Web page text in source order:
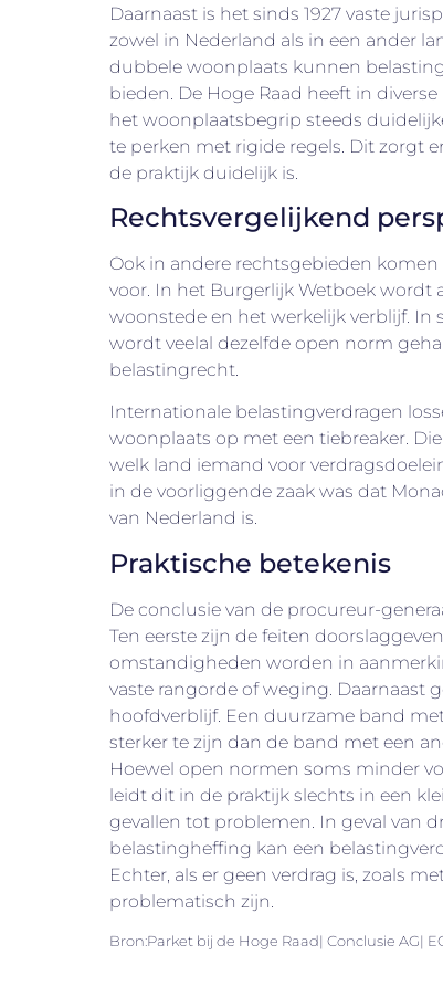
Daarnaast is het sinds 1927 vaste
zowel in Nederland als in een ander
dubbele woonplaats kunnen
bieden. De Hoge Raad heeft in
het woonplaatsbegrip steeds
te perken met rigide regels. Dit zorgt
de praktijk duidelijk is.
Rechtsvergelijkend
Ook in andere rechtsgebieden
voor. In het Burgerlijk Wetboek wordt
woonstede en het werkelijk verblijf. In
wordt veelal dezelfde open norm
belastingrecht.
Internationale belastingverdragen
woonplaats op met een tiebreaker.
welk land iemand voor
in de voorliggende zaak was dat
van Nederland is.
Praktische betekenis
De conclusie van de procureur-
Ten eerste zijn de feiten
omstandigheden worden in
vaste rangorde of weging. Daarnaast
hoofdverblijf. Een duurzame band
sterker te zijn dan de band met een
Hoewel open normen soms minder
leidt dit in de praktijk slechts in een
gevallen tot problemen. In geval van
belastingheffing kan een
Echter, als er geen verdrag is, zoals
problematisch zijn.
Bron:Parket bij de Hoge Raad| Conclusie AG|